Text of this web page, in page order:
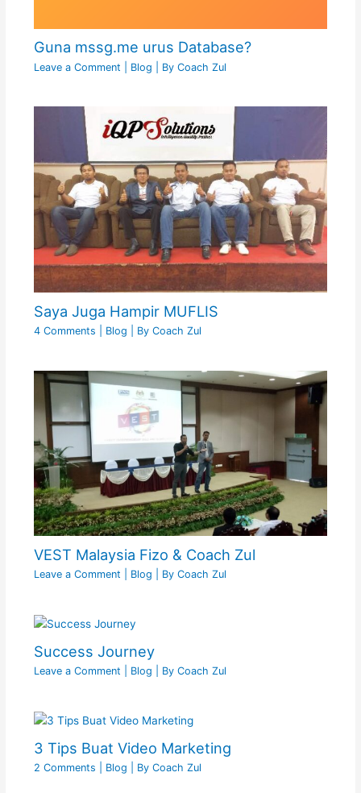
Guna mssg.me urus Database?
Leave a Comment Blog | By Coach Zul
Saya Juga Hampir MUFLIS
4 Comments Blog | By Coach Zul
VEST Malaysia Fizo & Coach Zul
Leave a Comment Blog | By Coach Zul
Success Journey
Leave a Comment Blog | By Coach Zul
3 Tips Buat Video Marketing
2 Comments Blog | By Coach Zul